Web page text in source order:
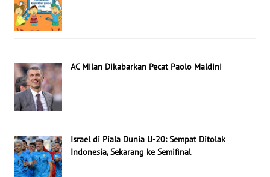
AC Milan Dikabarkan Pecat Paolo Maldini
Israel di Piala Dunia U-20: Sempat Ditolak
Indonesia, Sekarang ke Semifinal